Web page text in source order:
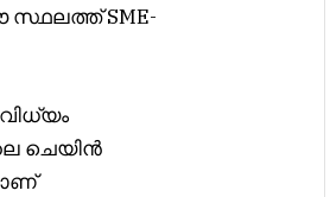
സ്ഥലത്ത് SME-
ചെയിൻ